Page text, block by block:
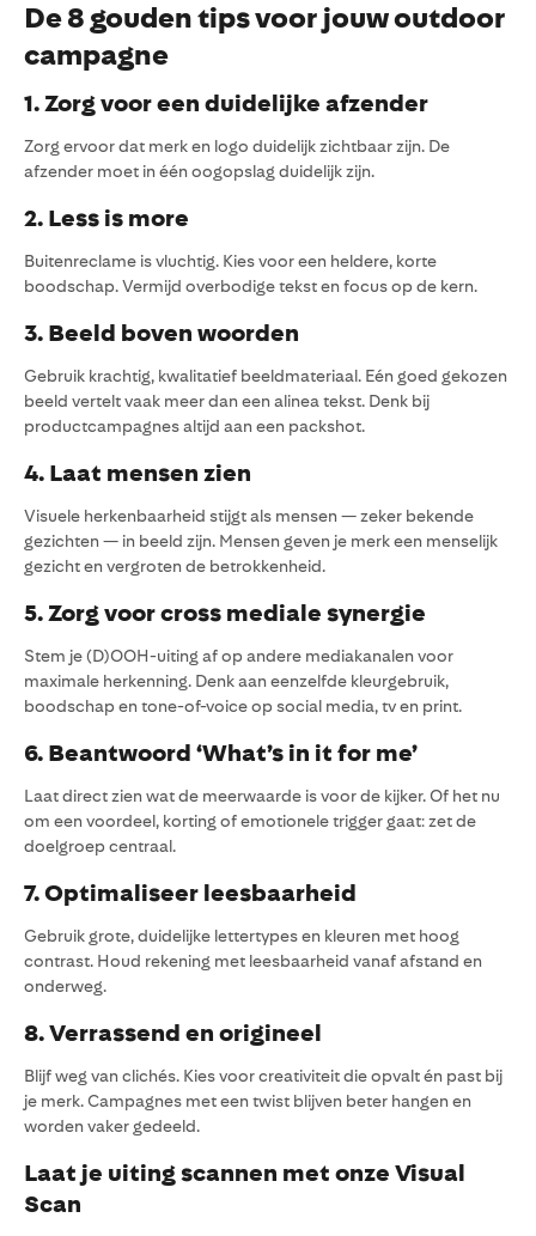
De 8 gouden tips voor jouw outdoor
campagne
1. Zorg voor een duidelijke afzender
Zorg ervoordat merk en logo duidelijk zichtbaar zijn. De
afzender moet in één oogopslag duidelijk zijn.
2. Less is more
Buitenreclame is vluchtig. Kies voor een heldere, korte
boodschap. Vermijd overbodige tekst en focus op de kern.
3. Beeld boven woorden
Gebruik krachtig, kwalitatief beeldmateriaal. Eén goed gekozen
beeld vertelt vaak meer dan een alinea tekst. Denk bij
productcampagnes altijd aan een packshot.
4. Laat mensen zien
Visuele herkenbaarheid stijgt als mensen — zeker bekende
gezichten — in beeld zijn. Mensen geven je merk een menselijk
gezicht en vergroten de betrokkenheid.
5. Zorg voor cross mediale synergie
Stem je (D)OOH-uiting af op andere mediakanalen voor
maximale herkenning. Denk aan eenzelfde kleurgebruik,
boodschap en tone-of-voice op social media, tv en print.
6. Beantwoord ‘What’s in it for me’
Laat direct zien wat de meerwaarde is voor de kijker. Of het nu
om een voordeel, korting of emotionele trigger gaat: zet de
doelgroep centraal.
7. Optimaliseer leesbaarheid
Gebruik grote, duidelijke lettertypes en kleuren met hoog
contrast. Houd rekening met leesbaarheid vanaf afstand en
onderweg.
8. Verrassend en origineel
Blijf weg van clichés. Kies voor creativiteit die opvalt én past bij
je merk. Campagnes met een twist blijven beter hangen en
worden vaker gedeeld.
Laat je uiting scannen met onze Visual
Scan